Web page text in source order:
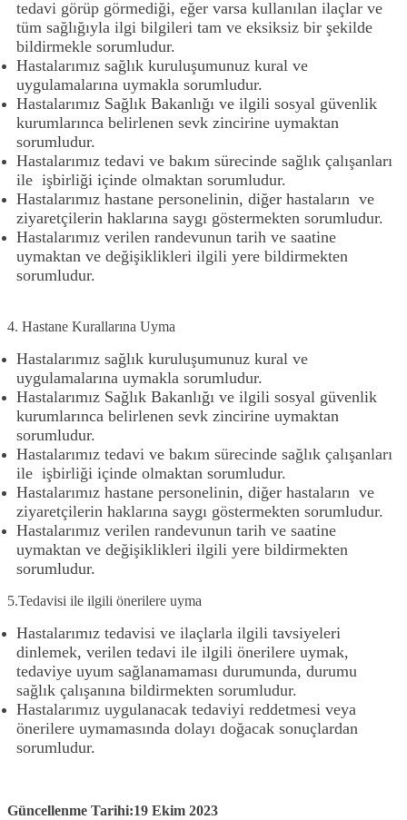
tedavi görüp görmediği, eğer varsa kullanılan ilaçlar ve
tüm sağlığıyla ilgi bilgileri tam ve eksiksiz bir şekilde
bildirmekle sorumludur.
Hastalarımız sağlık kuruluşumunuz kural ve
uygulamalarına uymakla sorumludur.
Hastalarımız Sağlık Bakanlığı ve ilgili sosyal güvenlik
kurumlarınca belirlenen sevk zincirine uymaktan
sorumludur.
Hastalarımız tedavi ve bakım sürecinde sağlık çalışanları
ile işbirliği içinde olmaktan sorumludur.
Hastalarımız hastane personelinin, diğer hastaların ve
ziyaretçilerin haklarına saygı göstermekten sorumludur.
Hastalarımız verilen randevunun tarih ve saatine
uymaktan ve değişiklikleri ilgili yere bildirmekten
sorumludur.
4. Hastane Kurallarına Uyma
Hastalarımız sağlık kuruluşumunuz kural ve
uygulamalarına uymakla sorumludur.
Hastalarımız Sağlık Bakanlığı ve ilgili sosyal güvenlik
kurumlarınca belirlenen sevk zincirine uymaktan
sorumludur.
Hastalarımız tedavi ve bakım sürecinde sağlık çalışanları
ile işbirliği içinde olmaktan sorumludur.
Hastalarımız hastane personelinin, diğer hastaların ve
ziyaretçilerin haklarına saygı göstermekten sorumludur.
Hastalarımız verilen randevunun tarih ve saatine
uymaktan ve değişiklikleri ilgili yere bildirmekten
sorumludur.
5.Tedavisi ile ilgili önerilere uyma
Hastalarımız tedavisi ve ilaçlarla ilgili tavsiyeleri
dinlemek, verilen tedavi ile ilgili önerilere uymak,
tedaviye uyum sağlanamaması durumunda, durumu
sağlık çalışanına bildirmekten sorumludur.
Hastalarımız uygulanacak tedaviyi reddetmesi veya
önerilere uymamasında dolayı doğacak sonuçlardan
sorumludur.
Güncellenme Tarihi:19 Ekim 2023